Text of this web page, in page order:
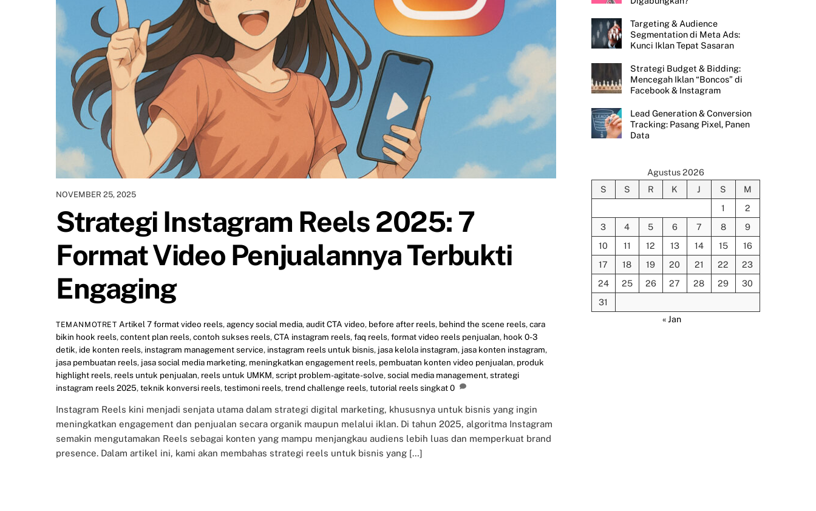
NOVEMBER 25, 2025
Strategi Instagram Reels 2025: 7
Format Video Penjualannya Terbukti
Engaging
TEMANMOTRET Artikel 7 format video reels,agency social media,audit CTA video, before after reels, behind the scene reels,cara
bikin hook reels,content plan reels,contoh sukses reels,CTA instagram reels,faq reels,format video reels penjualan, hook 0-3
detik, ide konten reels, instagram management service, instagram reels untuk bisnis, jasa kelola instagram, jasa konten instagram,
jasa pembuatan reels, jasa social media marketing, meningkatkan engagement reels, pembuatan konten video penjualan, produk
highlight reels, reels untuk penjualan, reels untuk UMKM,script problem-agitate-solve,social media management,strategi
instagram reels 2025,teknik konversi reels,testimoni reels,trend challenge reels,tutorial reels singkat0
Instagram Reels kini menjadi senjata utama dalam strategi digital marketing, khususnya untuk bisnis yang ingin
meningkatkan engagement dan penjualan secara organik maupun melalui iklan. Di tahun 2025, algoritma Instagram
semakin mengutamakan Reels sebagai konten yang mampu menjangkau audiens lebih luas dan memperkuat brand
presence. Dalam artikel ini, kami akan membahas strategi reels untuk bisnis yang […]
Targeting & Audience
Segmentation di Meta Ads:
Kunci Iklan Tepat Sasaran
Strategi Budget & Bidding:
Mencegah Iklan “Boncos” di
Facebook & Instagram
Lead Generation & Conversion
Tracking: Pasang Pixel, Panen
Data
Agustus 2026
S
S R K J S
M
1
2
3
4 5 6 7 8
9
10
11 12 13 14 15
16
17
18 19 20 21 22
23
24
25 26 27 28 29
30
31
« Jan